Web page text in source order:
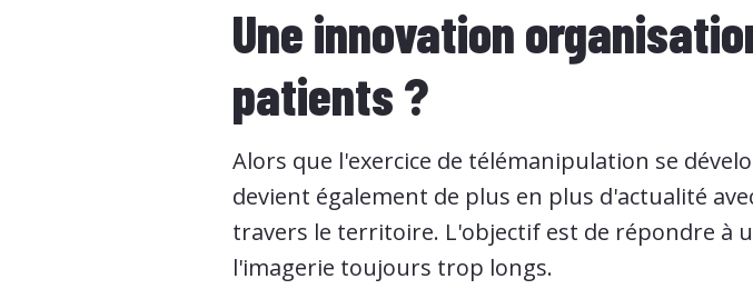
Une innovation
patients ?
Alors que l'exercice de télémanipulation se
devient également de plus en plus d'actualité
travers le territoire. L'objectif est de répondre à
l'imagerie toujours trop longs.